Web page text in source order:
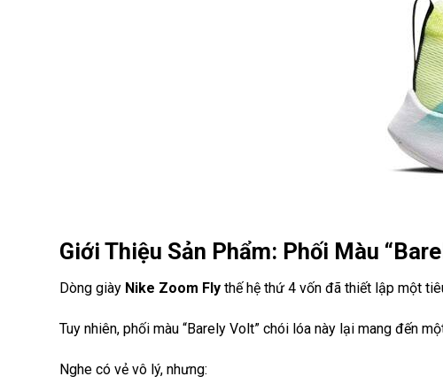
Giới Thiệu Sản Phẩm: Phối Màu
Dòng giày Nike Zoom Fly thế hệ thứ 4 vốn đã thiết lập một
Tuy nhiên, phối màu “Barely Volt” chói lóa này lại mang đến
Nghe có vẻ vô lý, nhưng: